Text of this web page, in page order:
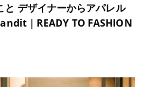
デザイナーからアパレル
｜READY TO FASHION